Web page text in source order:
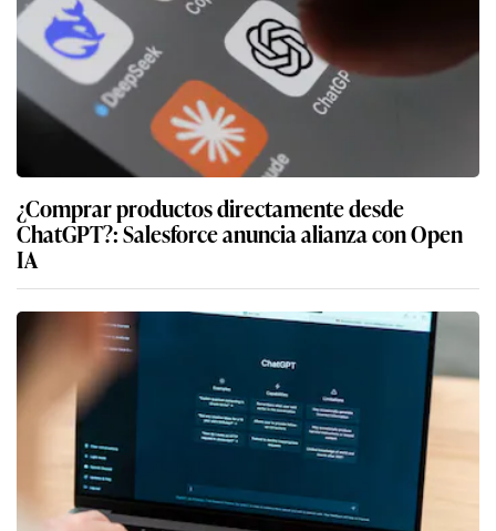
¿Comprar productos directamente desde
ChatGPT?: Salesforce anuncia alianza con Open
IA